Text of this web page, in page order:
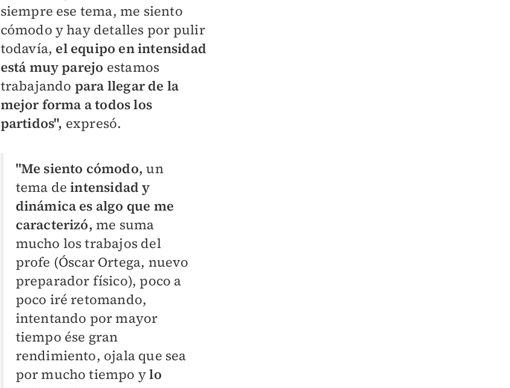
siempre ese tema, me siento
cómodo y hay detalles por pulir
todavía, el equipo en intensidad
está muy parejo estamos
trabajando para llegar de la
mejor forma a todos los
partidos", expresó.
"Me siento cómodo, un
tema deintensidad y
dinámica es algo que me
caracterizó,me suma
mucho los trabajos del
profe (Óscar Ortega, nuevo
preparador físico), poco a
poco iré retomando,
intentando por mayor
tiempo ése gran
rendimiento, ojala que sea
por mucho tiempo ylo